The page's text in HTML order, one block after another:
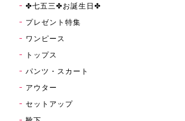
✤七五三✤お誕生日✤
プレゼント特集
ワンピース
トップス
パンツ・スカート
アウター
セットアップ